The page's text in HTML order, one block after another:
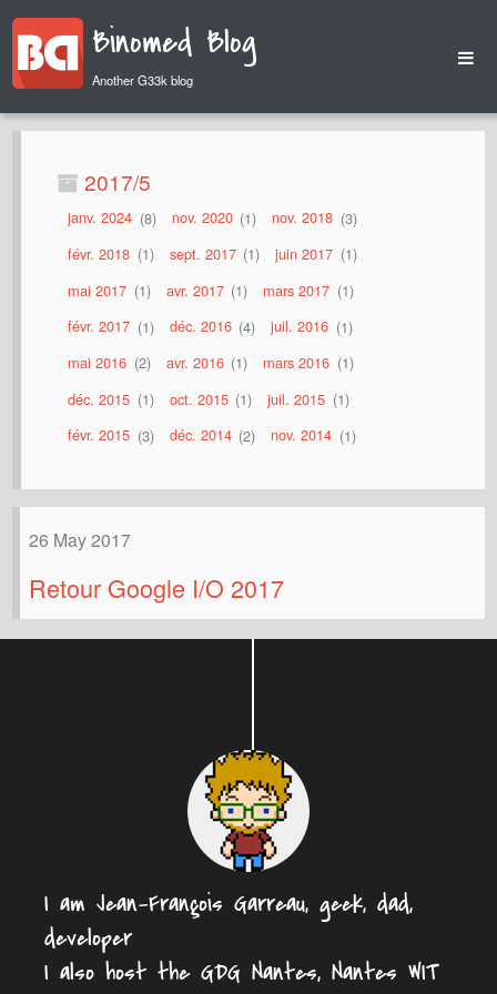
Binomed Blog
Another G33k blog
Home
2017/5
janv. 2024 8 nov. 2020 1 nov. 2018 3
févr. 2018 1 sept. 2017 1 juin 2017 1
mai 2017 1 avr. 2017 1 mars 2017 1
févr. 2017 1 déc. 2016 4 juil. 2016 1
mai 2016 2 avr. 2016 1 mars 2016 1
déc. 2015 1 oct. 2015 1 juil. 2015 1
févr. 2015 3 déc. 2014 2 nov. 2014 1
26 May 2017
Retour Google I/O 2017
I am Jean-François Garreau, geek, dad,
developer
I also host the GDG Nantes, Nantes WIT